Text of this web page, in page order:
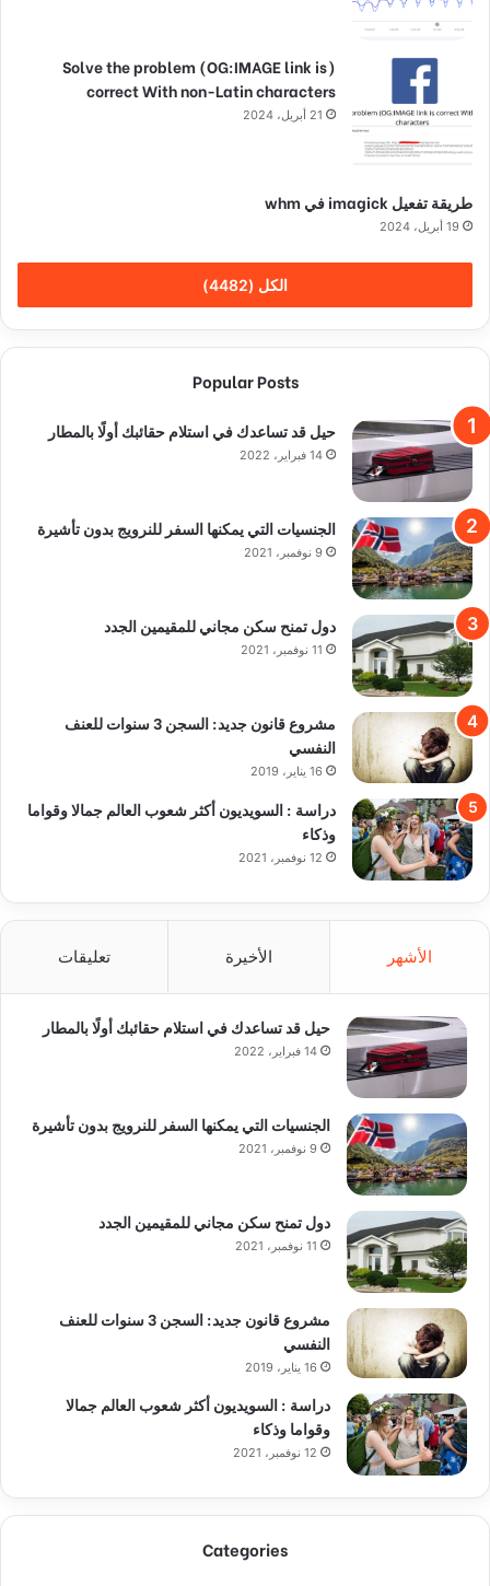
(Solve the problem (OG:IMAGE link is
correct With non-Latin characters
21 أبريل، 2024
طريقة تفعيل imagick في whm
19 أبريل، 2024
الكل (4482)
Popular Posts
حيل قد تساعدك في استلام حقائبك أولًا بالمطار
14 فبراير، 2022
الجنسيات التي يمكنها السفر للنرويج بدون تأشيرة
9 نوفمبر، 2021
دول تمنح سكن مجاني للمقيمين الجدد
11 نوفمبر، 2021
مشروع قانون جديد: السجن 3 سنوات للعنف
النفسي
16 يناير، 2019
دراسة : السويديون أكثر شعوب العالم جمالا وقواما
وذكاء
12 نوفمبر، 2021
الأشهر الأخيرة تعليقات
حيل قد تساعدك في استلام حقائبك أولًا بالمطار
14 فبراير، 2022
الجنسيات التي يمكنها السفر للنرويج بدون تأشيرة
9 نوفمبر، 2021
دول تمنح سكن مجاني للمقيمين الجدد
11 نوفمبر، 2021
مشروع قانون جديد: السجن 3 سنوات للعنف
النفسي
16 يناير، 2019
دراسة : السويديون أكثر شعوب العالم جمالا
وقواما وذكاء
12 نوفمبر، 2021
Categories